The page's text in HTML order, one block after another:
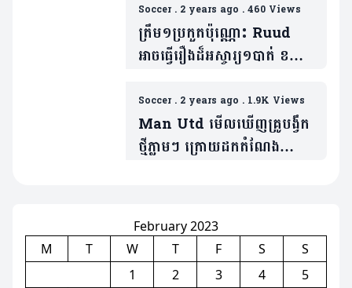
Soccer. 2 years ago .460 Views
ត្រឹម១ប្រកួតប៉ុណ្ណោះ Ruud
អាចធ្វើរឿងដ៏អស្ចារ្យ១បាត់ ខណៈ
បានឡើយ
Soccer. 2 years ago . 1.9K Views
Man Utd មើលឃើញគ្រូបង្វឹក
ថ្មីភ្លាមៗ ក្រោយដកតំណែងលោក
February 2023
M
T W T F S
S
1
2 3 4
5